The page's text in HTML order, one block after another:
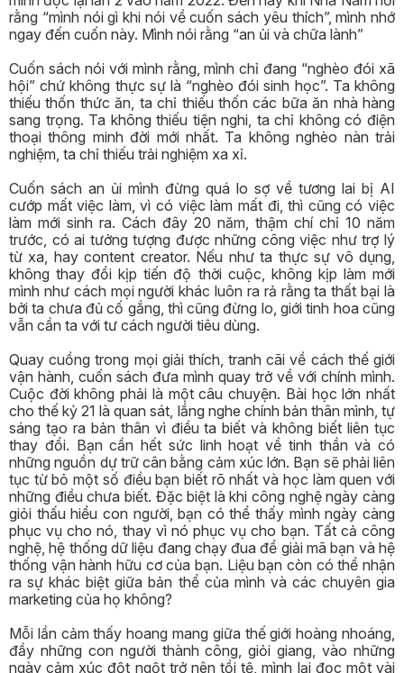
rằng “mình nói gì khi nói về cuốn sách yêu thích”, mình nhớ
ngay đến cuốn này. Mình nói rằng “an ủi và chữa lành”
Cuốn sách nói với mình rằng, mình chỉ đang “nghèo đói xã
hội” chứ không thực sự là “nghèo đói sinh học”. Ta không
thiếu thốn thức ăn, ta chỉ thiếu thốn các bữa ăn nhà hàng
sang trọng. Ta không thiếu tiện nghi, ta chỉ không có điện
thoại thông minh đời mới nhất. Ta không nghèo nàn trải
nghiệm, ta chỉ thiếu trải nghiệm xa xỉ.
Cuốn sách an ủi mình đừng quá lo sợ về tương lai bị AI
cướp mất việc làm, vì có việc làm mất đi, thì cũng có việc
làm mới sinh ra. Cách đây 20 năm, thậm chí chỉ 10 năm
trước, có ai tưởng tượng được những công việc như trợ lý
từ xa, hay content creator. Nếu như ta thực sự vô dụng,
không thay đổi kịp tiến độ thời cuộc, không kịp làm mới
mình như cách mọi người khác luôn ra rả rằng ta thất bại là
bởi ta chưa đủ cố gắng, thì cũng đừng lo, giới tinh hoa cũng
vẫn cần ta với tư cách người tiêu dùng.
Quay cuồng trong mọi giải thích, tranh cãi về cách thế giới
vận hành, cuốn sách đưa mình quay trở về với chính mình.
Cuộc đời không phải là một câu chuyện. Bài học lớn nhất
cho thế kỷ 21 là quan sát, lắng nghe chính bản thân mình, tự
sáng tạo ra bản thân vì điều ta biết và không biết liên tục
thay đổi. Bạn cần hết sức linh hoạt về tinh thần và có
những nguồn dự trữ cân bằng cảm xúc lớn. Bạn sẽ phải liên
tục từ bỏ một số điều bạn biết rõ nhất và học làm quen với
những điều chưa biết. Đặc biệt là khi công nghệ ngày càng
giỏi thấu hiểu con người, bạn có thể thấy mình ngày càng
phục vụ cho nó, thay vì nó phục vụ cho bạn. Tất cả công
nghệ, hệ thống dữ liệu đang chạy đua để giải mã bạn và hệ
thống vận hành hữu cơ của bạn. Liệu bạn còn có thể nhận
ra sự khác biệt giữa bản thể của mình và các chuyên gia
marketing của họ không?
Mỗi lần cảm thấy hoang mang giữa thế giới hoàng nhoáng,
đầy những con người thành công, giỏi giang, vào những
ngày cảm xúc đột ngột trở nên tồi tệ, mình lại đọc một vài